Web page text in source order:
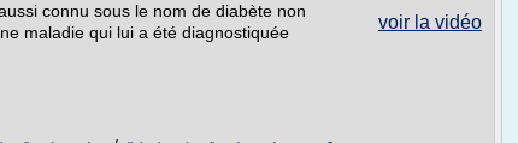
voir la vidéo
connu sous le nom de diabète non
maladie qui lui a été diagnostiquée